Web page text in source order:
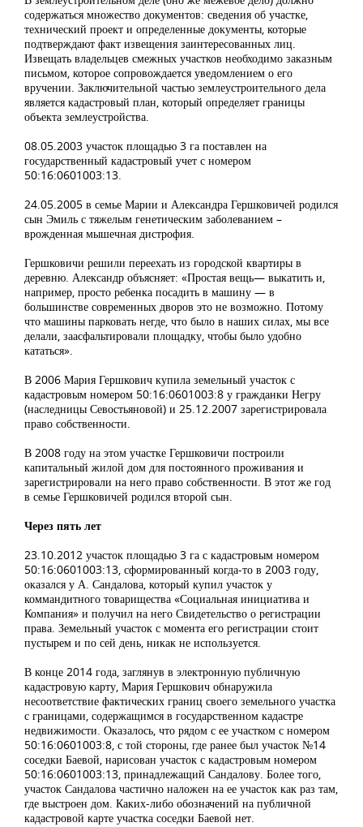
содержаться множество документов: сведения об участке,
технический проект и определенные документы, которые
подтверждают факт извещения заинтересованных лиц.
Извещать владельцев смежных участков необходимо заказным
письмом, которое сопровождается уведомлением о его
вручении. Заключительной частью землеустроительного дела
является кадастровый план, который определяет границы
объекта землеустройства.
08.05.2003 участок площадью 3 га поставлен на
государственный кадастровый учет с номером
50:16:0601003:13.
24.05.2005 в семье Марии и Александра Гершковичей родился
сын Эмиль с тяжелым генетическим заболеванием –
врожденная мышечная дистрофия.
Гершковичи решили переехать из городской квартиры в
деревню. Александр объясняет: «Простая вещь— выкатить и,
например, просто ребенка посадить в машину — в
большинстве современных дворов это не возможно. Потому
что машины парковать негде, что было в наших силах, мы все
делали, заасфальтировали площадку, чтобы было удобно
кататься».
В 2006 Мария Гершкович купила земельный участок с
кадастровым номером 50:16:0601003:8 у гражданки Негру
(наследницы Севостьяновой) и 25.12.2007 зарегистрировала
право собственности.
В 2008 году на этом участке Гершковичи построили
капитальный жилой дом для постоянного проживания и
зарегистрировали на него право собственности. В этот же год
в семье Гершковичей родился второй сын.
Через пять лет
23.10.2012 участок площадью 3 га с кадастровым номером
50:16:0601003:13, сформированный когда-то в 2003 году,
оказался у А. Сандалова, который купил участок у
коммандитного товарищества «Социальная инициатива и
Компания» и получил на него Свидетельство о регистрации
права. Земельный участок с момента его регистрации стоит
пустырем и по сей день, никак не используется.
В конце 2014 года, заглянув в электронную публичную
кадастровую карту, Мария Гершкович обнаружила
несоответствие фактических границ своего земельного участка
с границами, содержащимся в государственном кадастре
недвижимости. Оказалось, что рядом с ее участком с номером
50:16:0601003:8, с той стороны, где ранее был участок №14
соседки Баевой, нарисован участок с кадастровым номером
50:16:0601003:13, принадлежащий Сандалову. Более того,
участок Сандалова частично наложен на ее участок как раз там,
где выстроен дом. Каких-либо обозначений на публичной
кадастровой карте участка соседки Баевой нет.